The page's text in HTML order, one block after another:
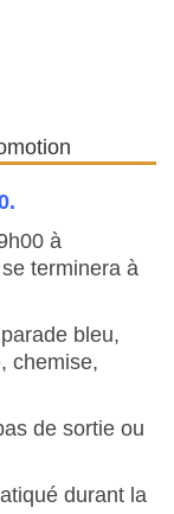
à
terminera à
bleu,
chemise,
de sortie ou
durant la